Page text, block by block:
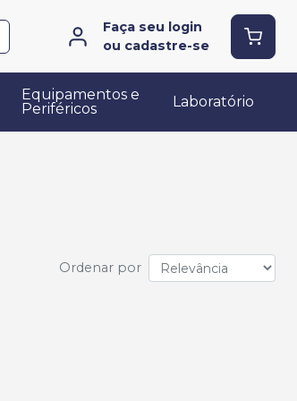
Faça seu login
ou cadastre-se
Equipamentos e
Periféricos
Laboratório
Ordenar por